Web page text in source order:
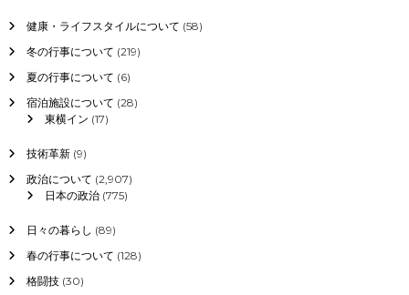
健康・ライフスタイルについて (58)
冬の行事について (219)
夏の行事について (6)
宿泊施設について (28)
東横イン (17)
技術革新(9)
政治について (2,907)
日本の政治(775)
日々の暮らし (89)
春の行事について (128)
格闘技(30)